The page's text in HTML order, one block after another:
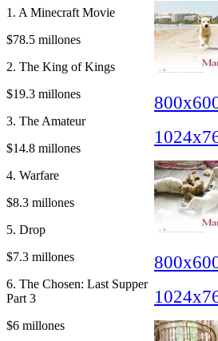
1. A Minecraft Movie
$78.5 millones
2. The King of Kings
$19.3 millones
3. The Amateur
$14.8 millones
4. Warfare
$8.3 millones
5. Drop
$7.3 millones
6. The Chosen: Last Supper
Part 3
$6 millones